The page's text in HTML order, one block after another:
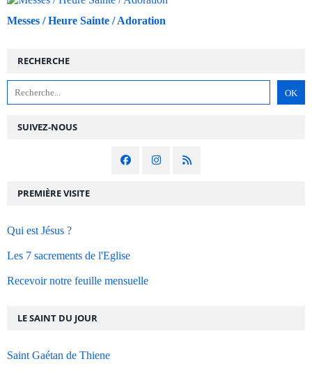
Messes / Heure Sainte / Adoration
SUIVEZ-NOUS
RECHERCHE
LE SAINT DU JOUR
Saint Gaétan de Thiene
PREMIÈRE VISITE
Qui est Jésus ?
Les 7 sacrements de l'Eglise
Recevoir notre feuille mensuelle